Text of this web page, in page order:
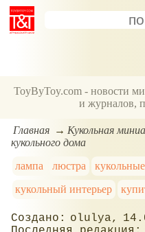
ToyByToy.com - новости
и журналов,
Главная Кукольная
кукольного дома
лампа
люстра
кукольный интерьер
olulya